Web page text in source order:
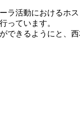
活動におけるホス
っています。
きるようにと、